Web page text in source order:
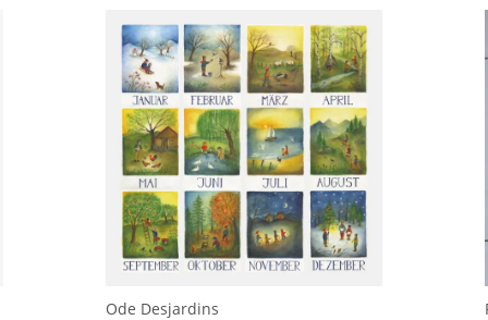
Ode Desjardins